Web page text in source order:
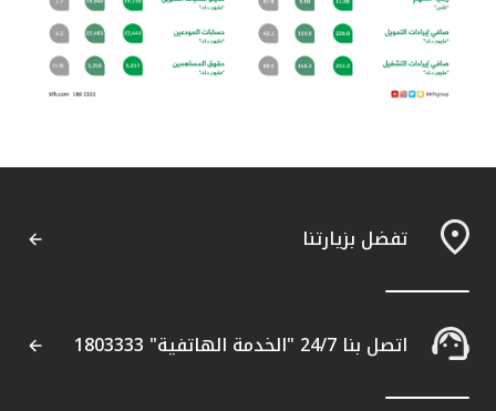
ألمانيا
مصر
تفضل بزيارتنا
اتصل بنا 24/7 "الخدمة الهاتفية" 1803333